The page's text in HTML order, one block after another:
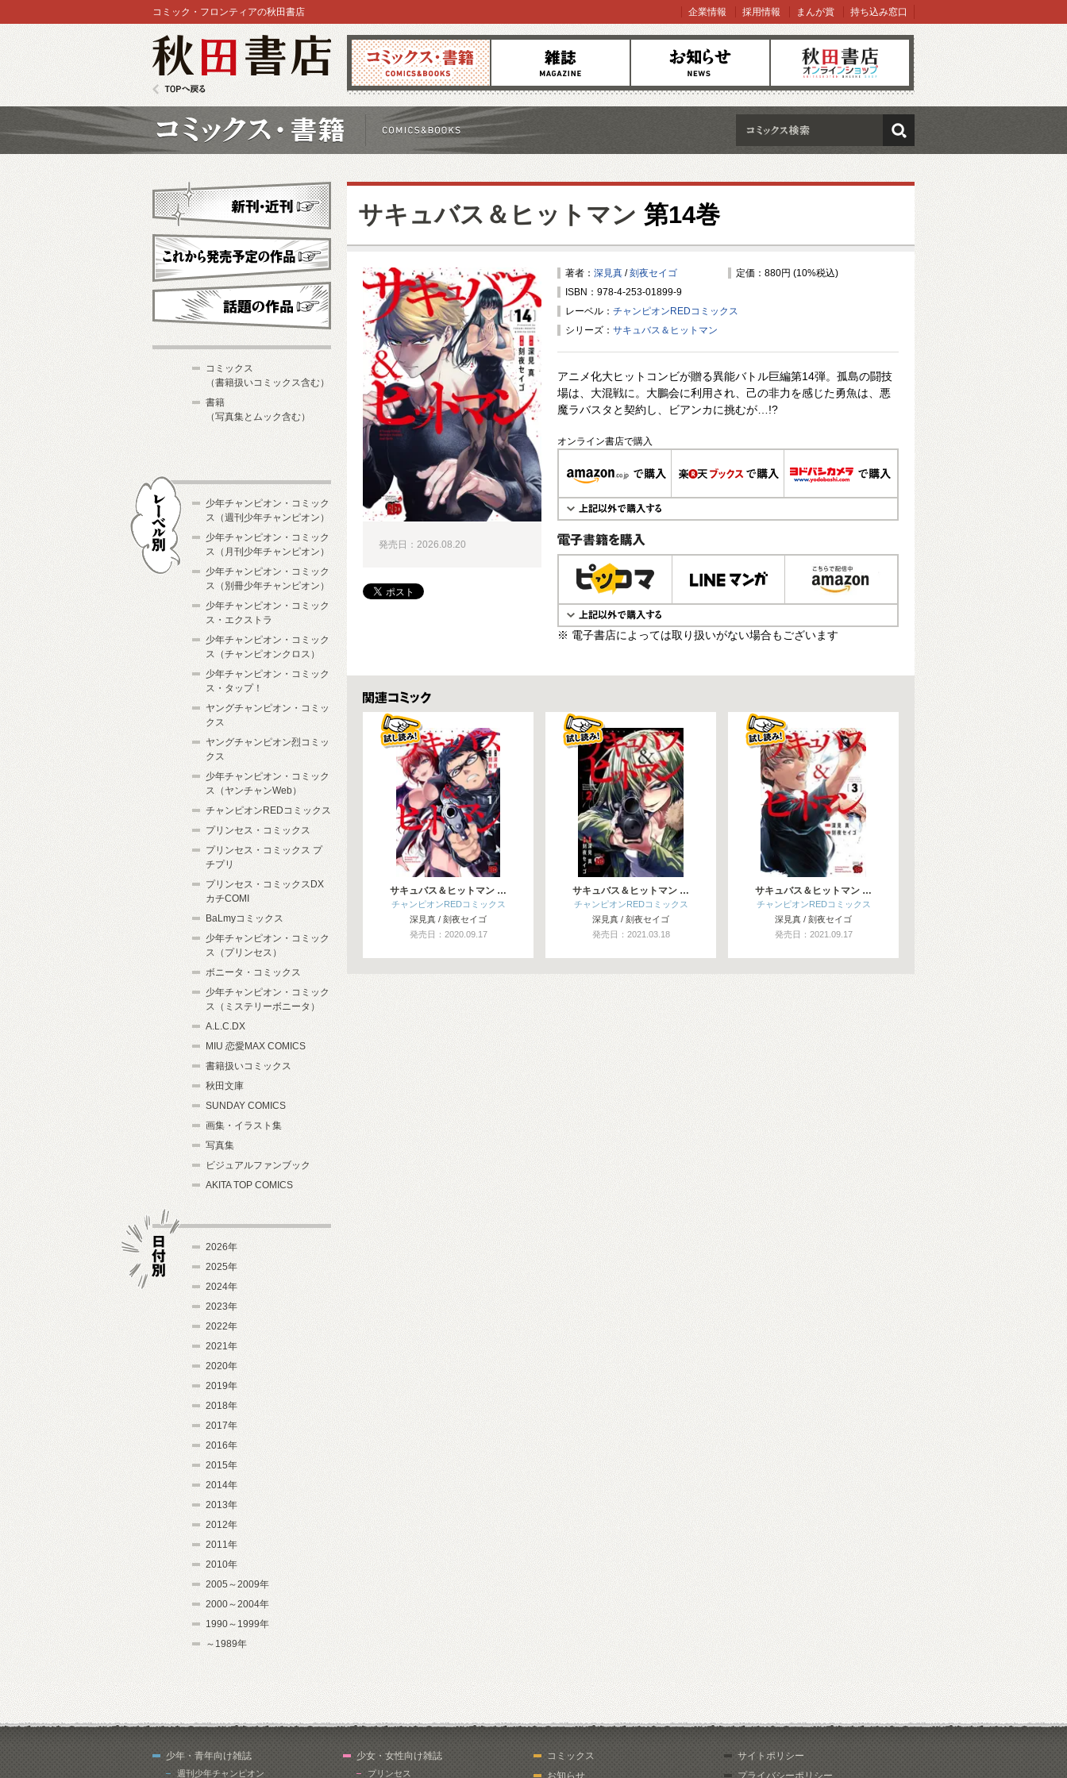
コミックス 雑誌 お知らせ オンラインショップ
コミック・フロンティアの秋田書店 企業情報 採用情報 まんが賞 持ち込み窓口
検索
サキュバス＆ヒットマン 第14巻
著者： 深見真 /刻夜セイゴ
定価：880円 (10%税込)
ISBN：978-4-253-01899-9
レーベル： チャンピオンREDコミックス
シリーズ： サキュバス＆ヒットマン
アニメ化大ヒットコンビが贈る異能バトル巨編第14弾。孤島の闘技
場は、大混戦に。大鵬会に利用され、己の非力を感じた勇魚は、悪
魔ラバスタと契約し、ビアンカに挑むが…!?
オンライン書店で購入
電子書籍で購入
※ 電子書店によっては取り扱いがない場合もございます
発売日：2026.08.20
関連コミックス
サキュバス＆ヒットマン …
チャンピオンREDコミックス
深見真 / 刻夜セイゴ
発売日：2020.09.17
サキュバス＆ヒットマン …
チャンピオンREDコミックス
深見真 / 刻夜セイゴ
発売日：2021.03.18
サキュバス＆ヒットマン …
チャンピオンREDコミックス
深見真 / 刻夜セイゴ
発売日：2021.09.17
新刊・近刊
これから発売予定
コミックス
（書籍扱いコミックス含む）
書籍
（写真集とムック含む）
少年チャンピオン・コミック
ス（週刊少年チャンピオン）
少年チャンピオン・コミック
ス（月刊少年チャンピオン）
少年チャンピオン・コミック
ス（別冊少年チャンピオン）
少年チャンピオン・コミック
ス・エクストラ
少年チャンピオン・コミック
ス（チャンピオンクロス）
少年チャンピオン・コミック
ス・タップ！
ヤングチャンピオン・コミッ
クス
ヤングチャンピオン烈コミッ
クス
少年チャンピオン・コミック
ス（ヤンチャンWeb）
チャンピオンREDコミックス
プリンセス・コミックス
プリンセス・コミックス プ
チプリ
プリンセス・コミックスDX
カチCOMI
BaLmyコミックス
少年チャンピオン・コミック
ス（プリンセス）
ボニータ・コミックス
少年チャンピオン・コミック
ス（ミステリーボニータ）
A.L.C.DX
MIU 恋愛MAX COMICS
書籍扱いコミックス
秋田文庫
SUNDAY COMICS
画集・イラスト集
写真集
ビジュアルファンブック
AKITA TOP COMICS
2026年
2025年
2024年
2023年
2022年
2021年
2020年
2019年
2018年
2017年
2016年
2015年
2014年
2013年
2012年
2011年
2010年
2005～2009年
2000～2004年
1990～1999年
～1989年
少年・青年向け雑誌
週刊少年チャンピオン
少女・女性向け雑誌
プリンセス
コミックス
お知らせ
サイトポリシー
プライバシーポリシー